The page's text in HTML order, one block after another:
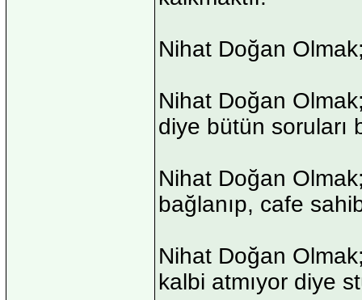
Nihat Doğan
Nihat Doğan
diye bütün soruları
Nihat Doğan
bağlanıp, cafe
Nihat Doğan
kalbi atmıyor diye